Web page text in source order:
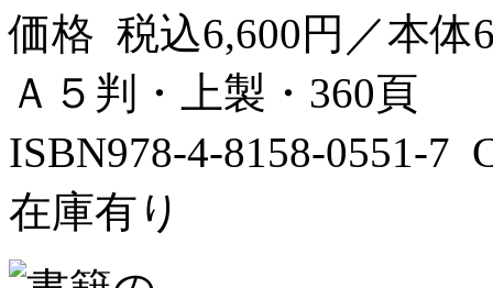
価格 税込6,600円／本体
Ａ５判・上製・360頁
ISBN978-4-8158-0551-7
在庫有り